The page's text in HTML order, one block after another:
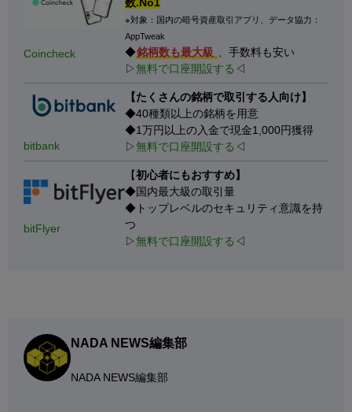
Coincheck
数.No1
※対象：国内の暗号資産取引アプリ、データ協力：
AppTweak
◆銘柄数も最大級 、手数料も安い
▷無料で口座開設する ◁
bitbank
【たくさんの銘柄で取引する人向け】
◆40種類以上の銘柄を用意
◆1万円以上の入金で現金1,000円獲得
▷無料で口座開設する ◁
bitFlyer
【初心者にもおすすめ】
◆国内最大級の取引量
◆トップレベルのセキュリティ意識を持
つ
▷無料で口座開設する ◁
NADA NEWS編集部
NADA NEWS編集部